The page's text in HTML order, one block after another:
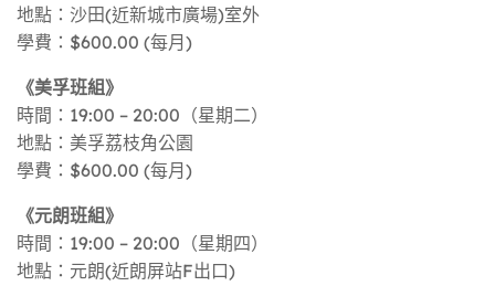
地點：沙田(近新城市廣場)室外
學費：$600.00 (每月)
《美孚班組》
時間：19:00 – 20:00（星期二）
地點：美孚荔枝角公園
學費：$600.00 (每月)
《元朗班組》
時間：19:00 – 20:00（星期四）
地點：元朗(近朗屏站F出口)